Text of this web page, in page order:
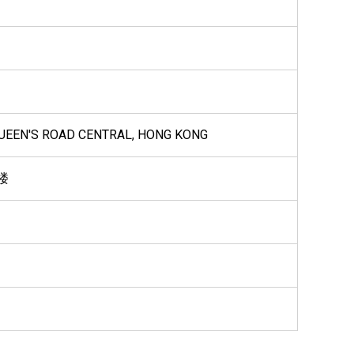
ROAD CENTRAL, HONG KONG